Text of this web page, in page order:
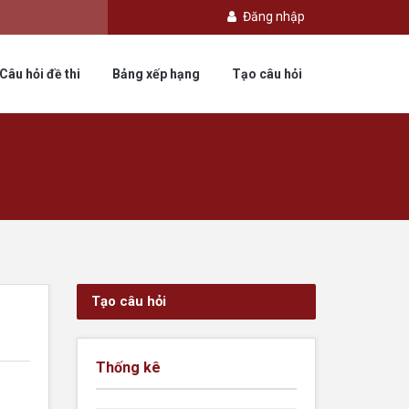
Đăng nhập
Câu hỏi đề thi Bảng xếp hạng Tạo câu hỏi
Tạo câu hỏi
Thống kê